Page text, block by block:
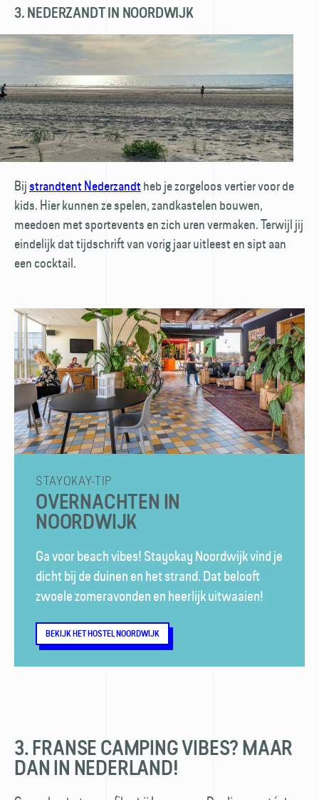
3. NEDERZANDT IN NOORDWIJK
Bijstrandtent Nederzandt heb je zorgeloos vertier voor de
kids. Hier kunnen ze spelen, zandkastelen bouwen,
meedoen met sportevents en zich uren vermaken. Terwijl jij
eindelijk dat tijdschrift van vorig jaar uitleest en sipt aan
een cocktail.
STAYOKAY-TIP
OVERNACHTEN IN
NOORDWIJK
Ga voor beach vibes! Stayokay Noordwijk vind je
dicht bij de duinen en het strand. Dat belooft
zwoele zomeravonden en heerlijk uitwaaien!
BEKIJK HET HOSTEL NOORDWIJK
3. FRANSE CAMPING VIBES? MAAR
DAN IN NEDERLAND!